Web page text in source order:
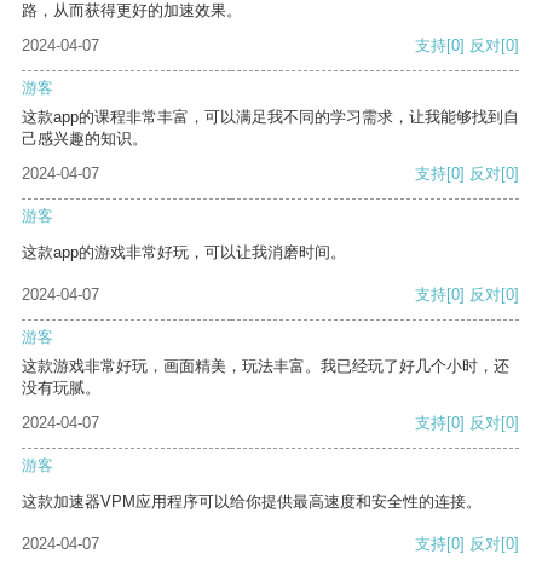
路，从而获得更好的加速效果。
2024-04-07
支持[0] 反对[0]
游客
这款app的课程非常丰富，可以满足我不同的学习需求，让我能够找到自
己感兴趣的知识。
2024-04-07
支持[0] 反对[0]
游客
这款app的游戏非常好玩，可以让我消磨时间。
2024-04-07 支持[0] 反对[0]
游客
这款游戏非常好玩，画面精美，玩法丰富。我已经玩了好几个小时，还
没有玩腻。
2024-04-07
支持[0] 反对[0]
游客
这款加速器VPM应用程序可以给你提供最高速度和安全性的连接。
2024-04-07 支持[0] 反对[0]